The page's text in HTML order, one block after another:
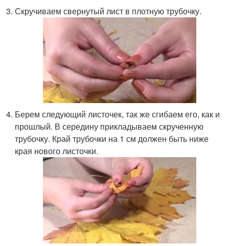
Скручиваем свернутый лист в плотную трубочку.
Берем следующий листочек, так же сгибаем его, как и
прошлый. В середину прикладываем скрученную
трубочку. Край трубочки на 1 см должен быть ниже
края нового листочки.